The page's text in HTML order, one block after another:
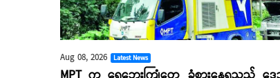
Aug 08, 2026 Latest News